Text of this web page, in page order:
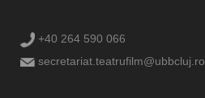
+40 264 590 066
secretariat.teatrufilm@ubbcluj.ro